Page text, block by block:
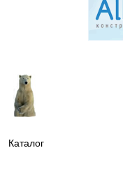
Каталог